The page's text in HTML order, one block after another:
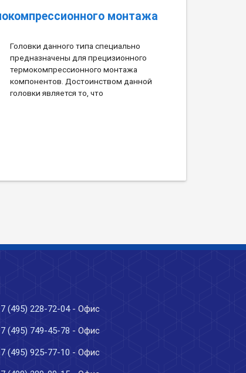
монтажа
Головки данного типа специально
предназначены для прецизионного
термокомпрессионного монтажа
компонентов. Достоинством данной
головки является то, что
(495) 228-72-04- Офис
(495) 749-45-78 - Офис
(495) 925-77-10 - Офис